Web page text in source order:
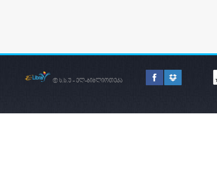
© ს.ს.უ - ელ-ბიბლიოთეკა